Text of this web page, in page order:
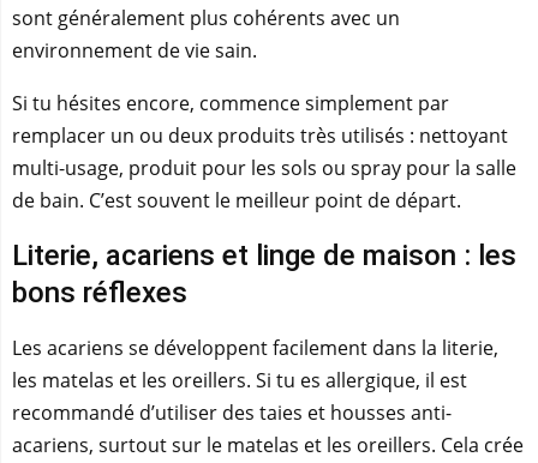
sont généralement plus cohérents avec un
environnement de vie sain.
Si tu hésites encore, commence simplement par
remplacer un ou deux produits très utilisés : nettoyant
multi-usage, produit pour les sols ou spray pour la salle
de bain. C’est souvent le meilleur point de départ.
Literie, acariens et linge de maison : les
bons réflexes
Les acariens se développent facilement dans la literie,
les matelas et les oreillers. Si tu es allergique, il est
recommandé d’utiliser des taies et housses anti-
acariens, surtout sur le matelas et les oreillers. Cela crée